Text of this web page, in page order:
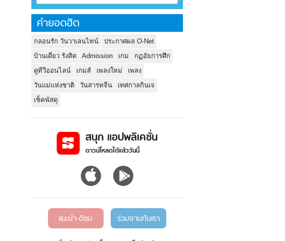
คำยอดฮิต
กลอนรัก วันวาเลนไทน์
ประกาศผล O-Net
บ้านเดี่ยว รังสิต
Admission เกม
กฏอัยการศึก
ดูทีวีออนไลน์
เกมส์ เพลงใหม่
เพลง
วันแม่แห่งชาติ
วันสารทจีน
เทศกาลกินเจ
เช็คพัสดุ
สนุก แอปพลิเคชั่น
ดาวน์โหลดได้แล้ววันนี้
แนะนำ-ติชม ร่วมงานกับเรา